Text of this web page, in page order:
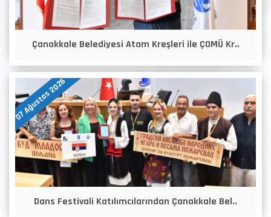
Çanakkale Belediyesi Atam Kreşleri ile ÇOMÜ Kr..
07 Ağustos 2026
Dans Festivali Katılımcılarından Çanakkale Bel..